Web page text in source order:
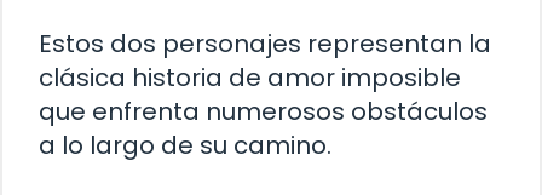
Estos dos personajes representan la
clásica historia de amor imposible
que enfrenta numerosos obstáculos
a lo largo de su camino.